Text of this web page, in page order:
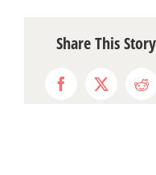
Share This
Facebook
X